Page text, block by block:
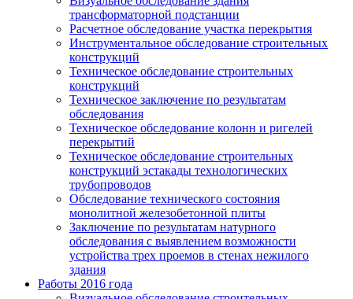
трансформаторной подстанции
Расчетное обследование участка перекрытия
Инструментальное обследование строительных
конструкций
Техническое обследование строительных
конструкций
Техническое заключение по результатам
обследования
Техническое обследование колонн и ригелей
перекрытий
Техническое обследование строительных
конструкций эстакады технологических
трубопроводов
Обследование технического состояния
монолитной железобетонной плиты
Заключение по результатам натурного
обследования с выявлением возможности
устройства трех проемов в стенах нежилого
здания
Работы 2016 года